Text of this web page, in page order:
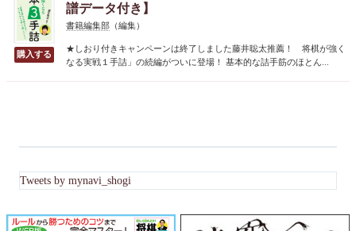
譜データ付き】
書籍編集部 （編集）
★しおり付きキャンペーンは終了しました藤井聡太推薦！ 将棋が強く
なる実戦１手詰」の続編がついに登場！ 基本的な詰手筋のほとん...
Tweets by mynavi_shogi